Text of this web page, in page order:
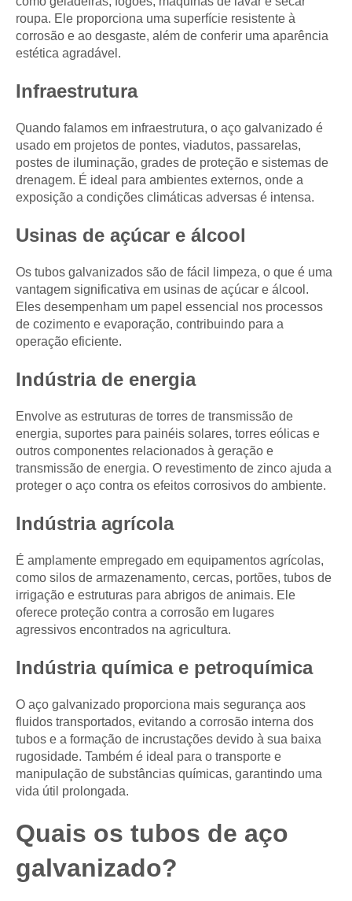
roupa. Ele proporciona uma superfície resistente à
corrosão e ao desgaste, além de conferir uma aparência
estética agradável.
Infraestrutura
Quando falamos em infraestrutura, o aço galvanizado é
usado em projetos de pontes, viadutos, passarelas,
postes de iluminação, grades de proteção e sistemas de
drenagem. É ideal para ambientes externos, onde a
exposição a condições climáticas adversas é intensa.
Usinas de açúcar e álcool
Os tubos galvanizados são de fácil limpeza, o que é uma
vantagem significativa em usinas de açúcar e álcool.
Eles desempenham um papel essencial nos processos
de cozimento e evaporação, contribuindo para a
operação eficiente.
Indústria de energia
Envolve as estruturas de torres de transmissão de
energia, suportes para painéis solares, torres eólicas e
outros componentes relacionados à geração e
transmissão de energia. O revestimento de zinco ajuda a
proteger o aço contra os efeitos corrosivos do ambiente.
Indústria agrícola
É amplamente empregado em equipamentos agrícolas,
como silos de armazenamento, cercas, portões, tubos de
irrigação e estruturas para abrigos de animais. Ele
oferece proteção contra a corrosão em lugares
agressivos encontrados na agricultura.
Indústria química e petroquímica
O aço galvanizado proporciona mais segurança aos
fluidos transportados, evitando a corrosão interna dos
tubos e a formação de incrustações devido à sua baixa
rugosidade. Também é ideal para o transporte e
manipulação de substâncias químicas, garantindo uma
vida útil prolongada.
Quais os tubos de aço
galvanizado?